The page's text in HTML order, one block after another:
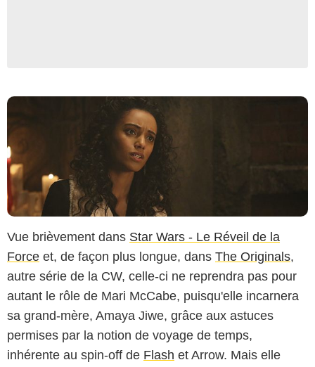
Vue brièvement dans Star Wars - Le Réveil de la
Force et, de façon plus longue, dans The Originals,
autre série de la CW, celle-ci ne reprendra pas pour
autant le rôle de Mari McCabe, puisqu'elle incarnera
sa grand-mère, Amaya Jiwe, grâce aux astuces
permises par la notion de voyage de temps,
inhérente au spin-off de Flash et Arrow. Mais elle